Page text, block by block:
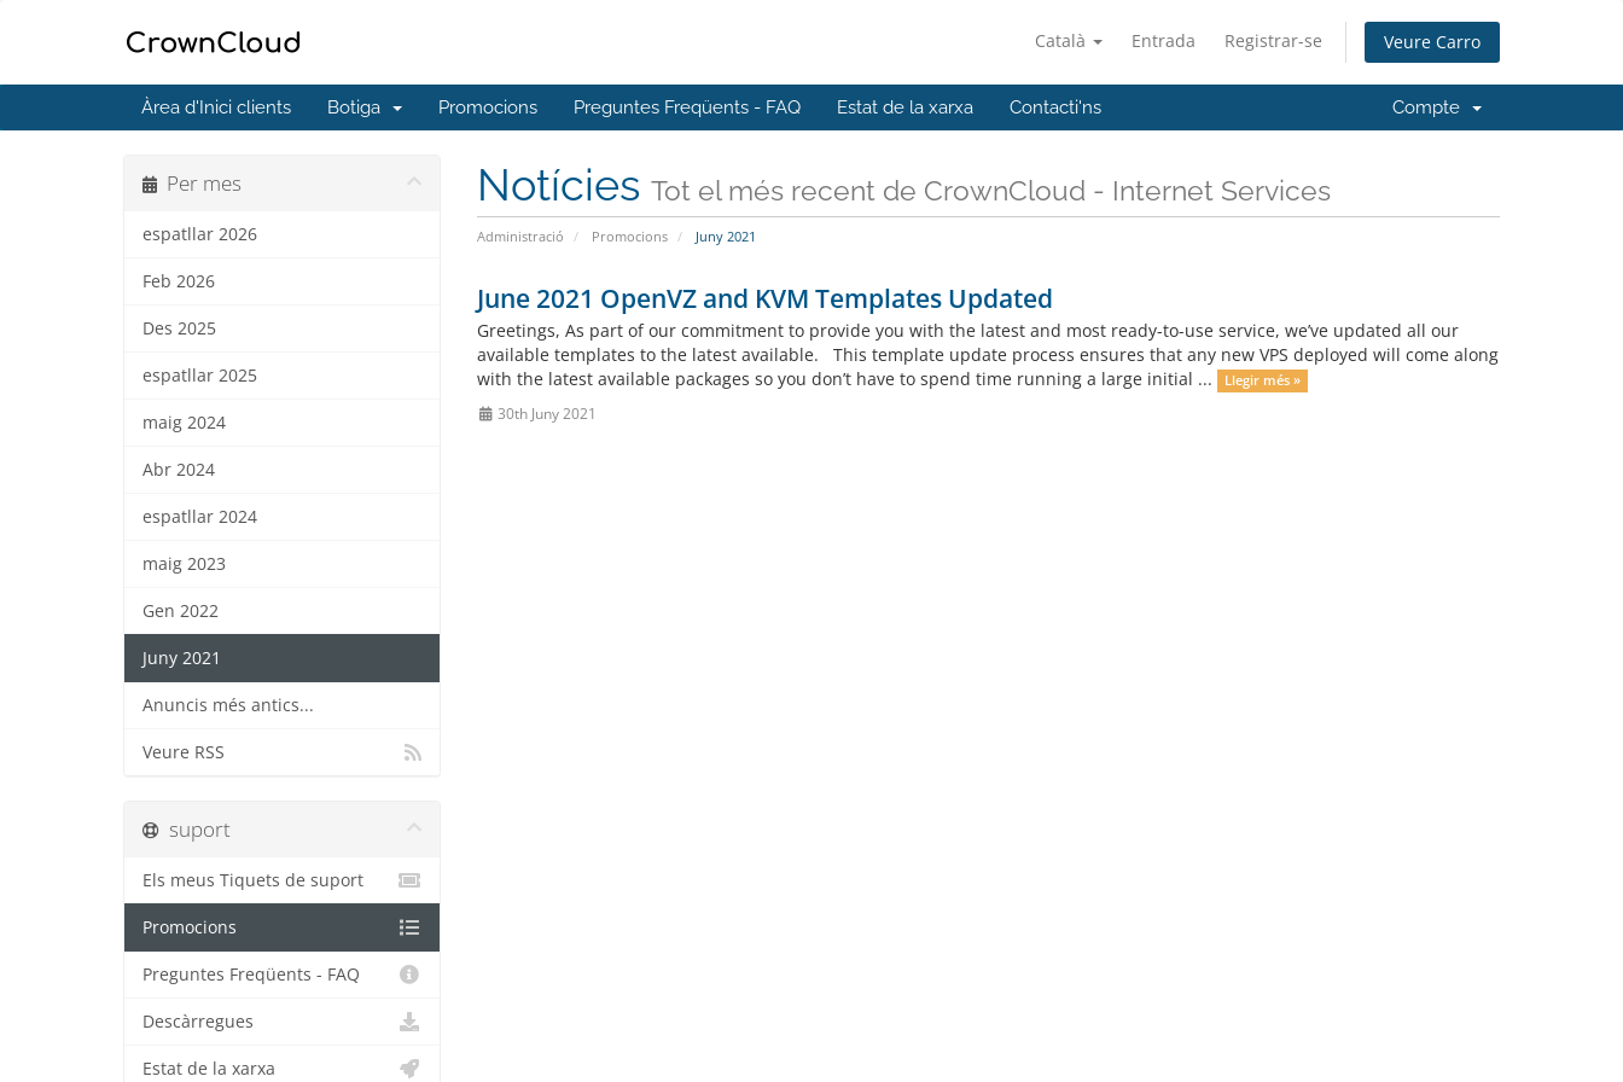
Català Entrada Registrar-se Veure Carro
Àrea d'Inici clients Botiga Promocions Preguntes Freqüents - FAQ Estat de la xarxa Contacti'ns Compte
Notícies Tot el més recent de CrownCloud - Internet Services
Administració Promocions Juny 2021
Per mes
espatllar 2026
Feb 2026
Des 2025
espatllar 2025
maig 2024
Abr 2024
espatllar 2024
maig 2023
Gen 2022
Juny 2021
Anuncis més antics...
Veure RSS
June 2021 OpenVZ and KVM Templates Updated
Greetings, As part of our commitment to provide you with the latest and most ready-to-use service, we’ve updated all our
available templates to the latest available. This template update process ensures that any new VPS deployed will come along
with the latest available packages so you don’t have to spend time running a large initial ...
Llegir més »
30th Juny 2021
suport
Els meus Tiquets de suport
Promocions
Preguntes Freqüents - FAQ
Descàrregues
Estat de la xarxa